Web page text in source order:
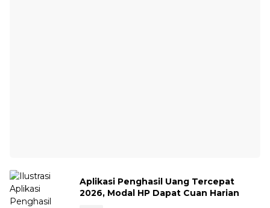
Aplikasi Penghasil Uang Tercepat
2026, Modal HP Dapat Cuan Harian